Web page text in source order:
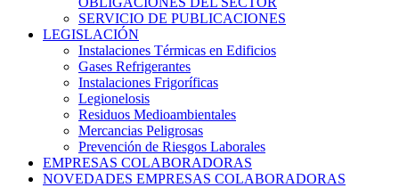
SERVICIO DE PUBLICACIONES
LEGISLACIÓN
Instalaciones Térmicas en Edificios
Gases Refrigerantes
Instalaciones Frigoríficas
Legionelosis
Residuos Medioambientales
Mercancias Peligrosas
Prevención de Riesgos Laborales
EMPRESAS COLABORADORAS
NOVEDADES EMPRESAS COLABORADORAS